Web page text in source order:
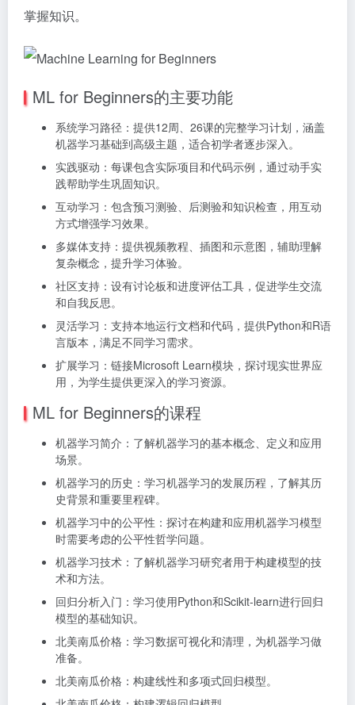
掌握知识。
ML for Beginners的主要功能
系统学习路径：提供12周、26课的完整学习计划，涵盖
机器学习基础到高级主题，适合初学者逐步深入。
实践驱动：每课包含实际项目和代码示例，通过动手实
践帮助学生巩固知识。
互动学习：包含预习测验、后测验和知识检查，用互动
方式增强学习效果。
多媒体支持：提供视频教程、插图和示意图，辅助理解
复杂概念，提升学习体验。
社区支持：设有讨论板和进度评估工具，促进学生交流
和自我反思。
灵活学习：支持本地运行文档和代码，提供Python和R语
言版本，满足不同学习需求。
扩展学习：链接Microsoft Learn模块，探讨现实世界应
用，为学生提供更深入的学习资源。
ML for Beginners的课程
机器学习简介：了解机器学习的基本概念、定义和应用
场景。
机器学习的历史：学习机器学习的发展历程，了解其历
史背景和重要里程碑。
机器学习中的公平性：探讨在构建和应用机器学习模型
时需要考虑的公平性哲学问题。
机器学习技术：了解机器学习研究者用于构建模型的技
术和方法。
回归分析入门：学习使用Python和Scikit-learn进行回归
模型的基础知识。
北美南瓜价格：学习数据可视化和清理，为机器学习做
准备。
北美南瓜价格：构建线性和多项式回归模型。